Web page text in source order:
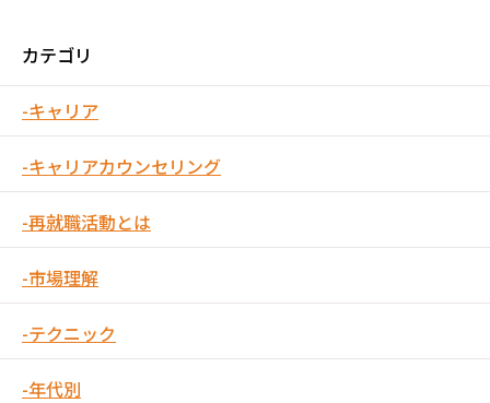
カテゴリ
キャリア
キャリアカウンセリング
再就職活動とは
市場理解
テクニック
年代別